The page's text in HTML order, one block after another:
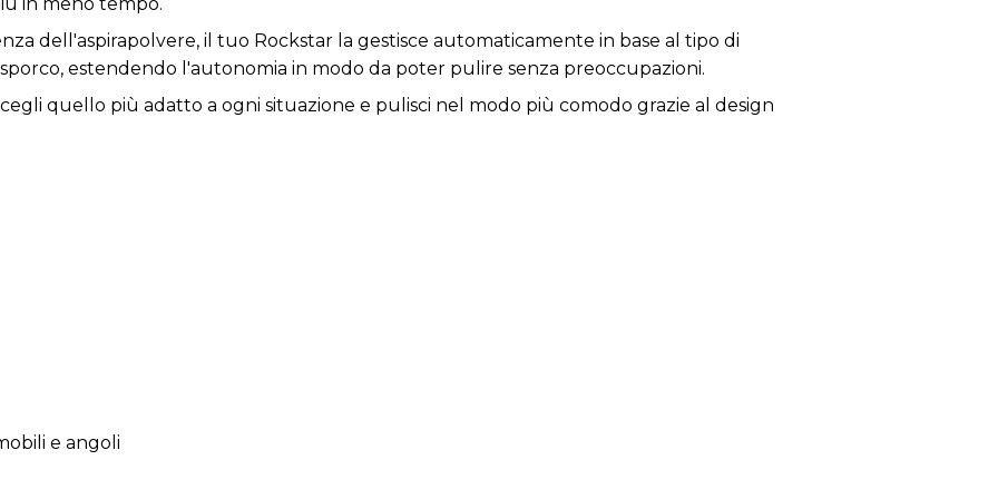
dell'aspirapolvere, il tuo Rockstar la gestisce automaticamente in base al tipo di
estendendo l'autonomia in modo da poter pulire senza preoccupazioni.
quello più adatto a ogni situazione e pulisci nel modo più comodo grazie al design
alla batteria agli ioni di litio da 2500 mAh e 29,6 V che offre un'autonomia ottimale
per separare le particelle grazie alla forza centrifuga.
Il filtro di entrata cattura lo sporco e il filtro di uscita trattiene i piccoli allergeni
e angoli